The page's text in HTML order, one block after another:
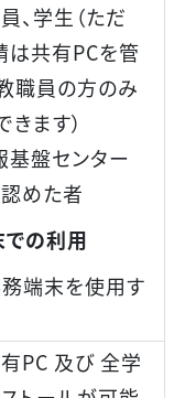
、学生（ただ
は共有PCを管
職員の方のみ
ます）
基盤センター
めた者
の利用
端末を使用す
PC 及び 全学